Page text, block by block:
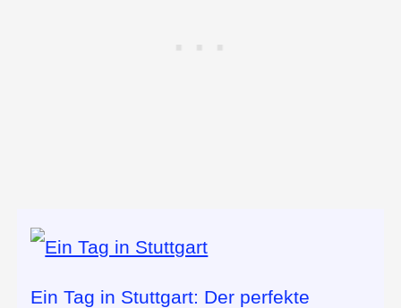
Ein Tag in Stuttgart: Der perfekte